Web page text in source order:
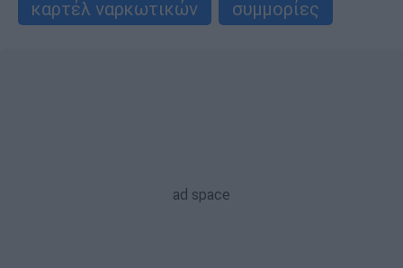
καρτέλ ναρκωτικών
συμμορίες